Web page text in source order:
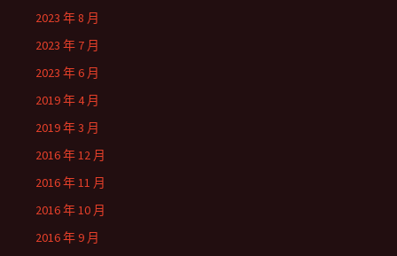
2023 年 8 月
2023 年 7 月
2023 年 6 月
2019 年 4 月
2019 年 3 月
2016 年 12 月
2016 年 11 月
2016 年 10 月
2016 年 9 月